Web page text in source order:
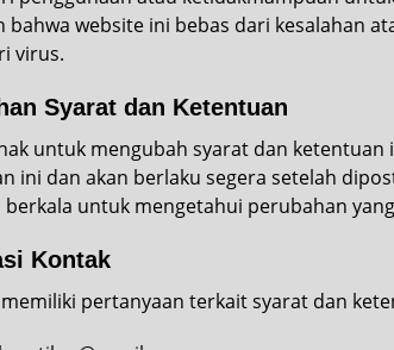
bahwa website ini bebas dari kesalahan
virus.
Syarat dan Ketentuan
untuk mengubah syarat dan
ini dan akan berlaku segera setelah
berkala untuk mengetahui perubahan
Kontak
memiliki pertanyaan terkait syarat dan